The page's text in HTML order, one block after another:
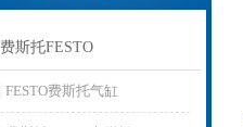
费斯托FESTO
FESTO费斯托气缸